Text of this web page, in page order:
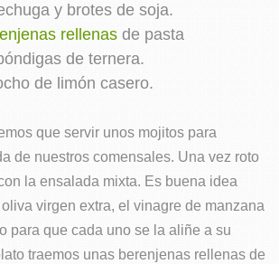
y brotes de soja.
rellenas de pasta
de ternera.
de limón casero.
que servir unos mojitos para
de nuestros comensales. Una vez roto
la ensalada mixta. Es buena idea
virgen extra, el vinagre de manzana
para que cada uno se la aliñe a su
traemos unas berenjenas rellenas de